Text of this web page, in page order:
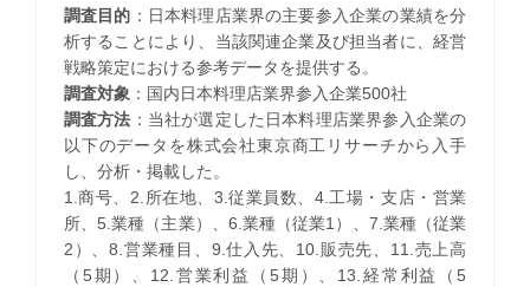
調査目的 ：日本料理店業界の主要参入企業の業績を分
析することにより、当該関連企業及び担当者に、経営
戦略策定における参考データを提供する。
調査対象：国内日本料理店業界参入企業500社
調査方法 ：当社が選定した日本料理店業界参入企業の
以下のデータを株式会社東京商工リサーチから入手
し、分析・掲載した。
1.商号、2.所在地、3.従業員数、4.工場・支店・営業
所、5.業種（主業）、6.業種（従業1）、7.業種（従業
2）、8.営業種目、9.仕入先、10.販売先、11.売上高
（5期）、12.営業利益（5期）、13.経常利益（5